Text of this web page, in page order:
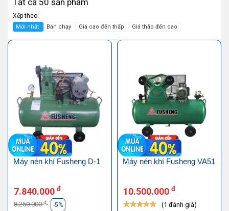
Tất cả 50 sản phẩm
Xếp theo:
Mới nhất Bán chạy Giá cao đến thấp Giá thấp đến cao
Máy nén khí Fusheng D-1
7.840.000 đ
8.250.000đ -5%
Máy nén khí Fusheng VA51
10.500.000 đ
(1 đánh giá)